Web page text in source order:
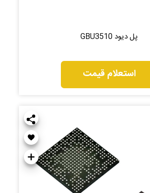
پل دیود GBU3510
استعلام قیمت